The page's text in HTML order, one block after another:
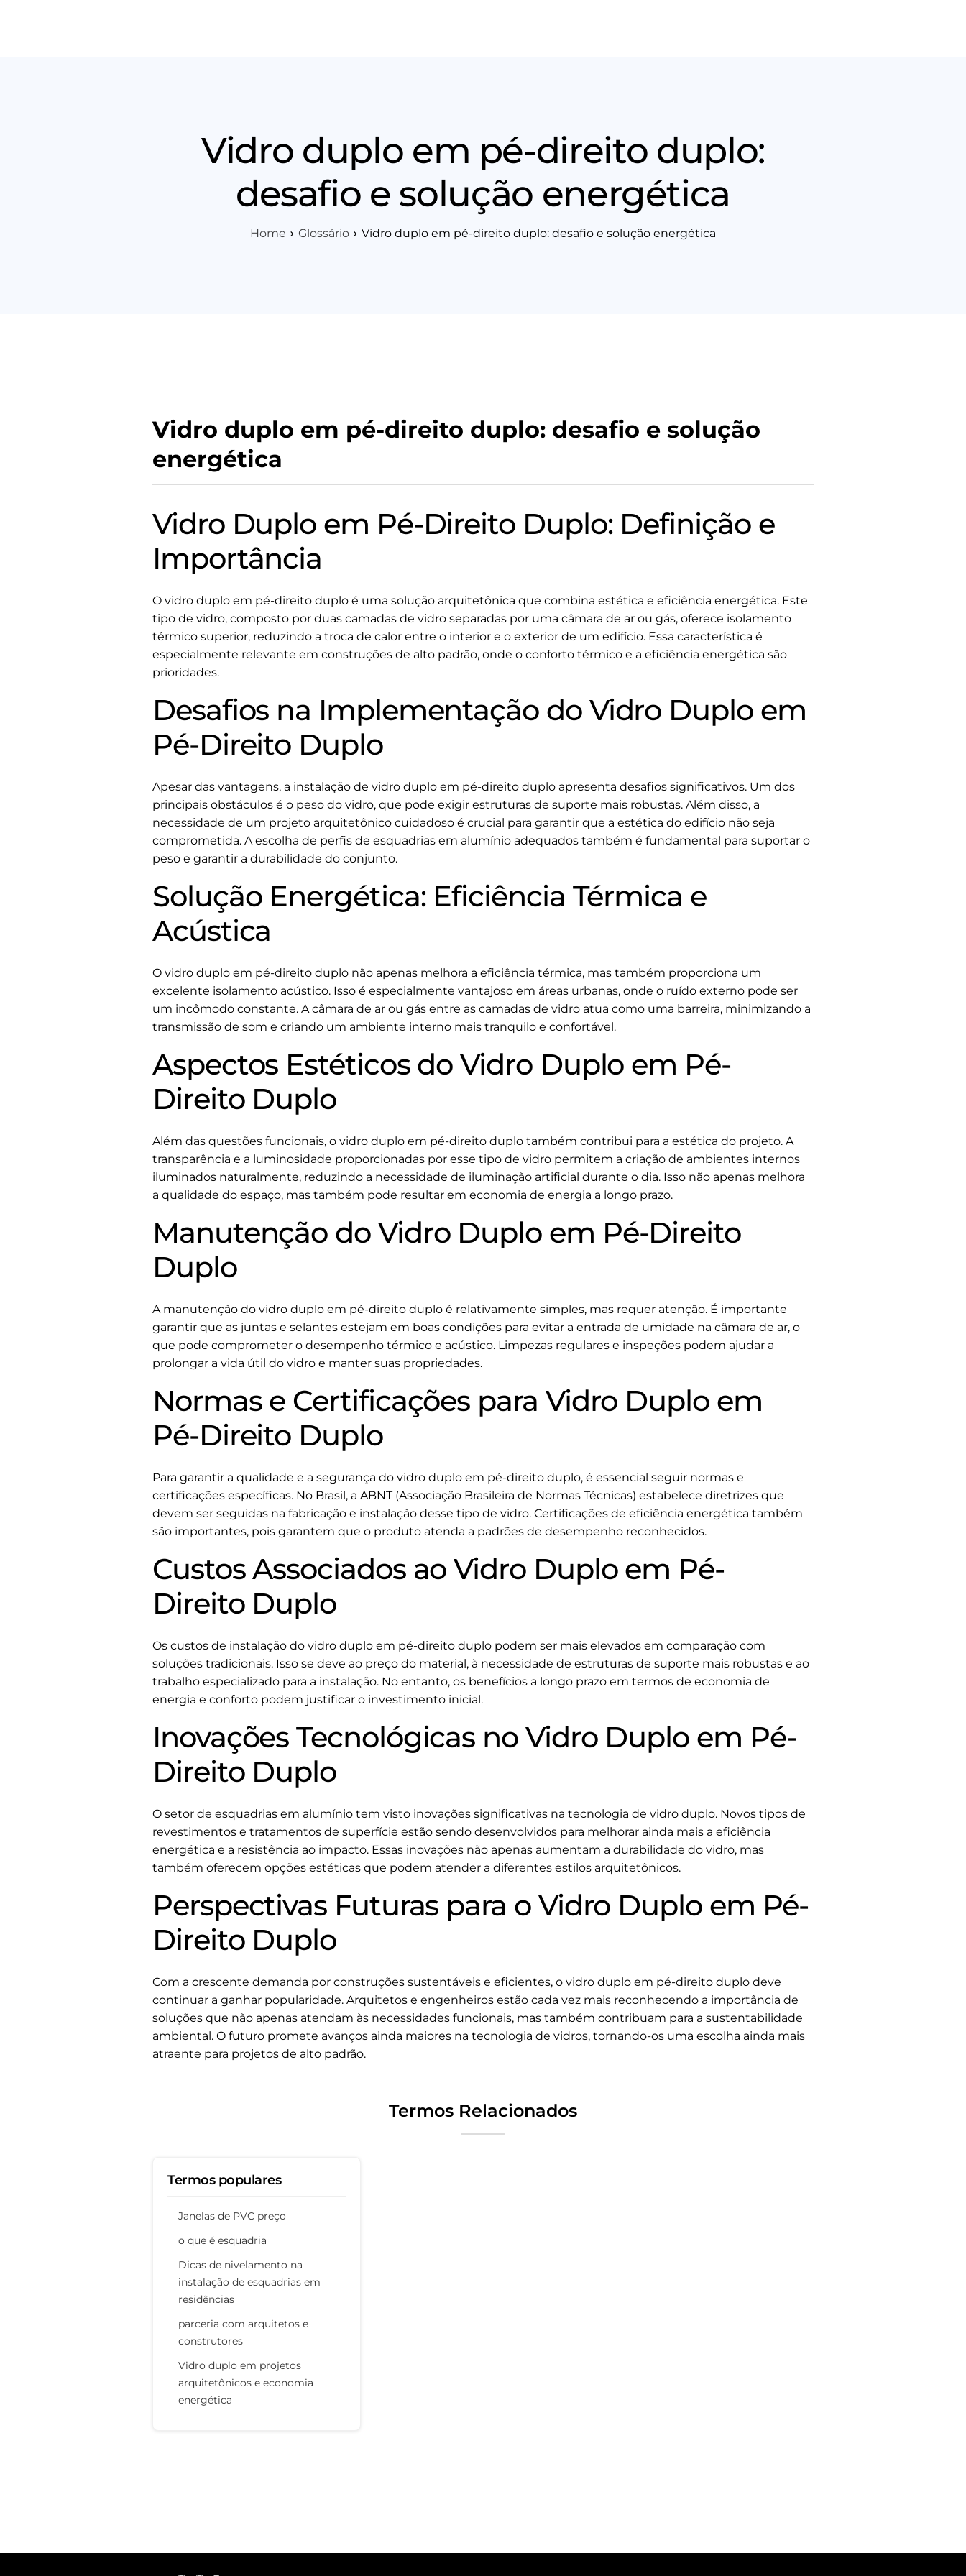
Vidro duplo em pé-direito duplo:
desafio e solução energética
Home Glossário Vidro duplo em pé-direito duplo: desafio e solução energética
Vidro duplo em pé-direito duplo: desafio e solução
energética
Vidro Duplo em Pé-Direito Duplo: Definição e
Importância
O vidro duplo em pé-direito duplo é uma solução arquitetônica que combina estética e eficiência energética. Este
tipo de vidro, composto por duas camadas de vidro separadas por uma câmara de ar ou gás, oferece isolamento
térmico superior, reduzindo a troca de calor entre o interior e o exterior de um edifício. Essa característica é
especialmente relevante em construções de alto padrão, onde o conforto térmico e a eficiência energética são
prioridades.
Desafios na Implementação do Vidro Duplo em
Pé-Direito Duplo
Apesar das vantagens, a instalação de vidro duplo em pé-direito duplo apresenta desafios significativos. Um dos
principais obstáculos é o peso do vidro, que pode exigir estruturas de suporte mais robustas. Além disso, a
necessidade de um projeto arquitetônico cuidadoso é crucial para garantir que a estética do edifício não seja
comprometida. A escolha de perfis de esquadrias em alumínio adequados também é fundamental para suportar o
peso e garantir a durabilidade do conjunto.
Solução Energética: Eficiência Térmica e
Acústica
O vidro duplo em pé-direito duplo não apenas melhora a eficiência térmica, mas também proporciona um
excelente isolamento acústico. Isso é especialmente vantajoso em áreas urbanas, onde o ruído externo pode ser
um incômodo constante. A câmara de ar ou gás entre as camadas de vidro atua como uma barreira, minimizando a
transmissão de som e criando um ambiente interno mais tranquilo e confortável.
Aspectos Estéticos do Vidro Duplo em Pé-
Direito Duplo
Além das questões funcionais, o vidro duplo em pé-direito duplo também contribui para a estética do projeto. A
transparência e a luminosidade proporcionadas por esse tipo de vidro permitem a criação de ambientes internos
iluminados naturalmente, reduzindo a necessidade de iluminação artificial durante o dia. Isso não apenas melhora
a qualidade do espaço, mas também pode resultar em economia de energia a longo prazo.
Manutenção do Vidro Duplo em Pé-Direito
Duplo
A manutenção do vidro duplo em pé-direito duplo é relativamente simples, mas requer atenção. É importante
garantir que as juntas e selantes estejam em boas condições para evitar a entrada de umidade na câmara de ar, o
que pode comprometer o desempenho térmico e acústico. Limpezas regulares e inspeções podem ajudar a
prolongar a vida útil do vidro e manter suas propriedades.
Normas e Certificações para Vidro Duplo em
Pé-Direito Duplo
Para garantir a qualidade e a segurança do vidro duplo em pé-direito duplo, é essencial seguir normas e
certificações específicas. No Brasil, a ABNT (Associação Brasileira de Normas Técnicas) estabelece diretrizes que
devem ser seguidas na fabricação e instalação desse tipo de vidro. Certificações de eficiência energética também
são importantes, pois garantem que o produto atenda a padrões de desempenho reconhecidos.
Custos Associados ao Vidro Duplo em Pé-
Direito Duplo
Os custos de instalação do vidro duplo em pé-direito duplo podem ser mais elevados em comparação com
soluções tradicionais. Isso se deve ao preço do material, à necessidade de estruturas de suporte mais robustas e ao
trabalho especializado para a instalação. No entanto, os benefícios a longo prazo em termos de economia de
energia e conforto podem justificar o investimento inicial.
Inovações Tecnológicas no Vidro Duplo em Pé-
Direito Duplo
O setor de esquadrias em alumínio tem visto inovações significativas na tecnologia de vidro duplo. Novos tipos de
revestimentos e tratamentos de superfície estão sendo desenvolvidos para melhorar ainda mais a eficiência
energética e a resistência ao impacto. Essas inovações não apenas aumentam a durabilidade do vidro, mas
também oferecem opções estéticas que podem atender a diferentes estilos arquitetônicos.
Perspectivas Futuras para o Vidro Duplo em Pé-
Direito Duplo
Com a crescente demanda por construções sustentáveis e eficientes, o vidro duplo em pé-direito duplo deve
continuar a ganhar popularidade. Arquitetos e engenheiros estão cada vez mais reconhecendo a importância de
soluções que não apenas atendam às necessidades funcionais, mas também contribuam para a sustentabilidade
ambiental. O futuro promete avanços ainda maiores na tecnologia de vidros, tornando-os uma escolha ainda mais
atraente para projetos de alto padrão.
Termos Relacionados
Termos populares
Janelas de PVC preço
o que é esquadria
Dicas de nivelamento na
instalação de esquadrias em
residências
parceria com arquitetos e
construtores
Vidro duplo em projetos
arquitetônicos e economia
energética